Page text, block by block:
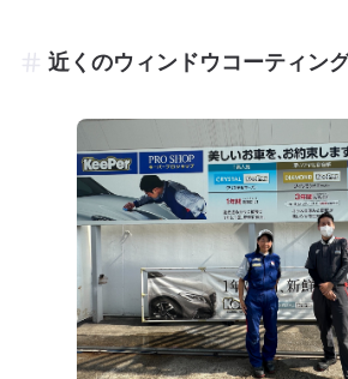
近くのウィンドウコーティン